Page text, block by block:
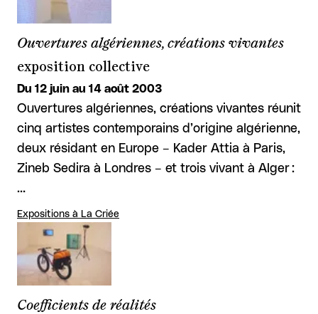
Ouvertures algériennes, créations vivantes
exposition collective
Du 12 juin au 14 août 2003
Ouvertures algériennes, créations vivantes réunit
cinq artistes contemporains d’origine algérienne,
deux résidant en Europe – Kader Attia à Paris,
Zineb Sedira à Londres – et trois vivant à Alger :
…
Expositions à La Criée
Coefficients de réalités